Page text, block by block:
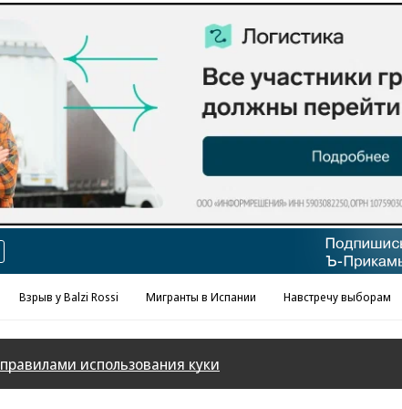
Реклама в «Ъ» www.kommersant.ru/ad
Взрыв у Balzi Rossi Мигранты в Испании Навстречу выборам
правилами использования куки